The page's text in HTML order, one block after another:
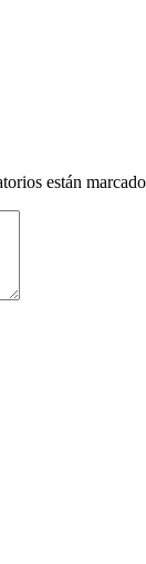
están